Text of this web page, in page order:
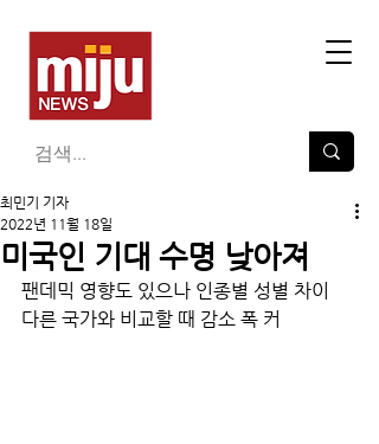
미국인 기대 수명 낮아져
최민기 기자
2022년 11월 18일
팬데믹 영향도 있으나 인종별 성별 차이
다른 국가와 비교할 때 감소 폭 커